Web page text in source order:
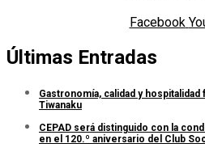
Facebook
Últimas Entradas
Gastronomía, calidad y
Tiwanaku
CEPAD será distinguido con la
en el 120.º aniversario del Club